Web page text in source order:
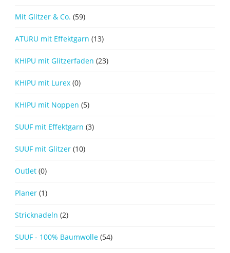
Mit Glitzer & Co. (59)
ATURU mit Effektgarn (13)
KHIPU mit Glitzerfaden (23)
KHIPU mit Lurex (0)
KHIPU mit Noppen (5)
SUUF mit Effektgarn (3)
SUUF mit Glitzer (10)
Outlet (0)
Planer (1)
Stricknadeln (2)
SUUF - 100% Baumwolle (54)